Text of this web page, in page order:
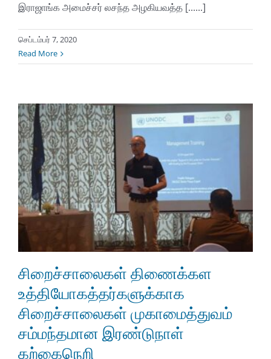
இராஜாங்க அமைச்சர் லசந்த அழகியவத்த [......]
செப்டம்பர் 7, 2020
Read More
சிறைச்சாலைகள் திணைக்கள
உத்தியோகத்தர்களுக்காக
சிறைச்சாலைகள் முகாமைத்துவம்
சம்மந்தமான இரண்டுநாள்
கற்கைநெறி